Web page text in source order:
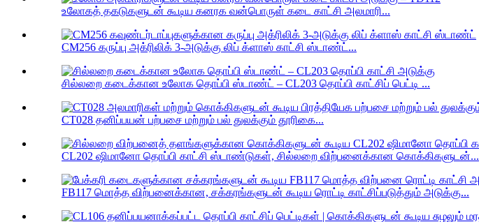
உலோகத் தகடுகளுடன் கூடிய கனரக வன்பொருள் கடை காட்சி அலமாரி...
CM256 கருப்பு அக்ரிலிக் 3-அடுக்கு லிப் க்ளாஸ் காட்சி ஸ்டாண்ட்...
சில்லறை கடைக்கான உலோக தொப்பி ஸ்டாண்ட் – CL203 தொப்பி காட்சிப் பெட்டி ...
CT028 தனிப்பயன் பற்பசை மற்றும் பல் துலக்கும் தூரிகை...
CL202 ஷிமானோ தொப்பி காட்சி ஸ்டாண்டுகள், சில்லறை விற்பனைக்கான கொக்கிகளுடன்...
FB117 மொத்த விற்பனைக்கான, சக்கரங்களுடன் கூடிய ரொட்டி காட்சிப்படுத்தும் அடுக்கு...